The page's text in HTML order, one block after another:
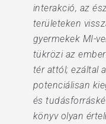
interakció, az
területeken
gyermekek MI-
tükrözi az
tér attól; ezáltal
potenciálisan
és
könyv olyan